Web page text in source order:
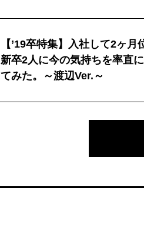
【’19卒特集】入社して2ヶ月
新卒2人に今の気持ちを率直
てみた。～渡辺Ver.～